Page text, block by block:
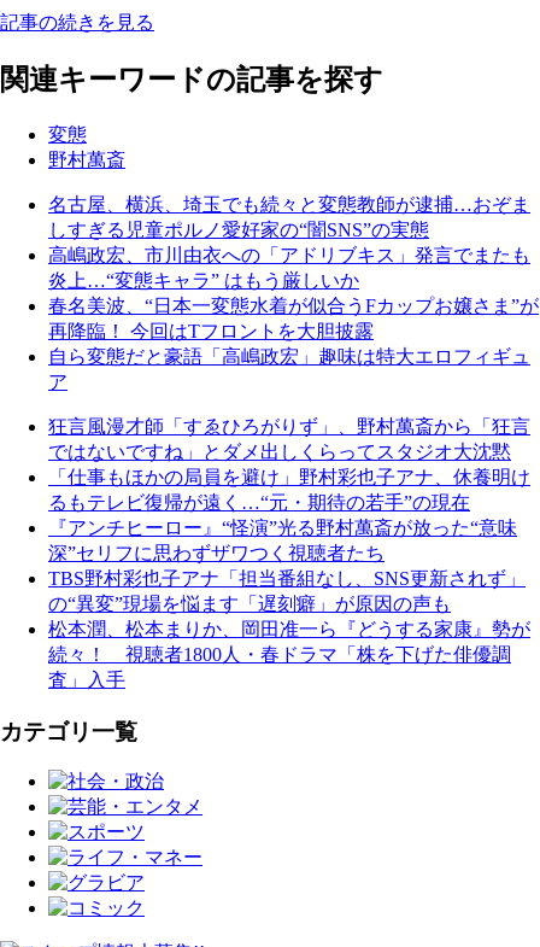
記事の続きを見る
関連キーワードの記事を探す
変態
野村萬斎
名古屋、横浜、埼玉でも続々と変態教師が逮捕…おぞま
しすぎる児童ポルノ愛好家の“闇SNS”の実態
高嶋政宏、市川由衣への「アドリブキス」発言でまたも
炎上…“変態キャラ” はもう厳しいか
春名美波、“日本一変態水着が似合うFカップお嬢さま”が
再降臨！ 今回はTフロントを大胆披露
自ら変態だと豪語「高嶋政宏」趣味は特大エロフィギュ
ア
狂言風漫才師「すゑひろがりず」、野村萬斎から「狂言
ではないですね」とダメ出しくらってスタジオ大沈黙
「仕事もほかの局員を避け」野村彩也子アナ、休養明け
るもテレビ復帰が遠く…“元・期待の若手”の現在
『アンチヒーロー』“怪演”光る野村萬斎が放った“意味
深”セリフに思わずザワつく視聴者たち
TBS野村彩也子アナ「担当番組なし、SNS更新されず」
の“異変”現場を悩ます「遅刻癖」が原因の声も
松本潤、松本まりか、岡田准一ら『どうする家康』勢が
続々！ 視聴者1800人・春ドラマ「株を下げた俳優調
査」入手
カテゴリ一覧